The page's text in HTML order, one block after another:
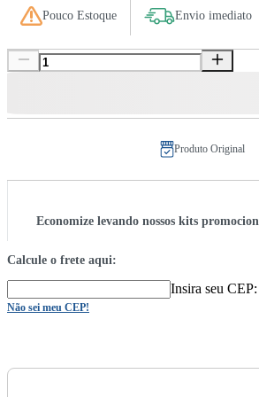
Pouco Estoque Envio imediato
Produto Original
Economize levando nossos kits
Calcule o frete aqui:
Insira seu CEP:
Não sei meu CEP!